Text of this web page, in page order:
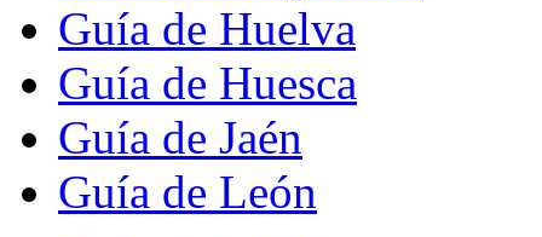
Guía de Huelva
Guía de Huesca
Guía de Jaén
Guía de León